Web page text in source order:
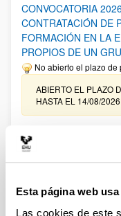
Esta página web
Las cookies de este
CONVOCATORIA
CONTRATACIÓN DE
FORMACIÓN EN LA
PROPIOS DE UN
No abierto el plazo de
ABIERTO EL PLAZO
HASTA EL 14/08/2026
Ayudas para
infraestructura
UPV/EHU 2026
25/03/2026:
solicitudes admitidas